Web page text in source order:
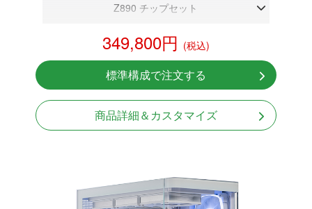
Z890 チップセット
RTX 5070 12GB
NVMeSSD 1TB
無線LAN Bluetooth対応
850W GOLD 電源
349,800円 (税込)
標準構成で注文する
商品詳細＆カスタマイズ